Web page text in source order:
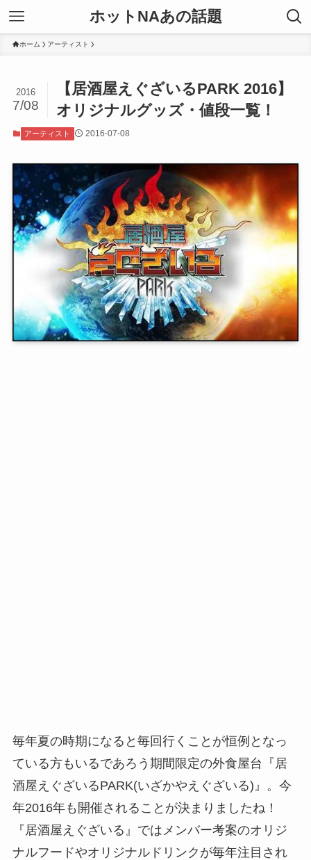
ホットNAあの話題
ホーム アーティスト
【居酒屋えぐざいるPARK 2016】
オリジナルグッズ・値段一覧！
2016
7/08
アーティスト 2016-07-08
毎年夏の時期になると毎回行くことが恒例となっ
ている方もいるであろう期間限定の外食屋台『居
酒屋えぐざいるPARK(いざかやえぐざいる)』。今
年2016年も開催されることが決まりましたね！
『居酒屋えぐざいる』ではメンバー考案のオリジ
ナルフードやオリジナルドリンクが毎年注目され